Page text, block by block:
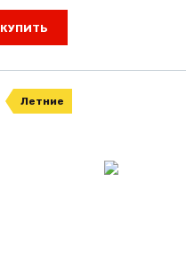
КУПИТЬ
Летние